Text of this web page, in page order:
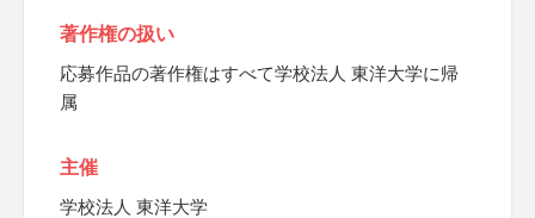
著作権の扱い
応募作品の著作権はすべて学校法人 東洋大学に帰
属
主催
学校法人 東洋大学